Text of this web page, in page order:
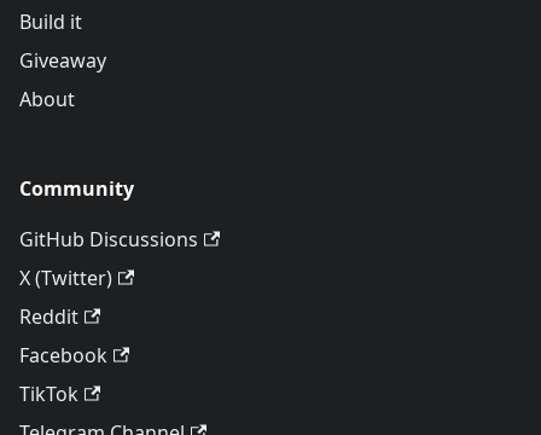
Build it
Giveaway
About
Community
GitHub Discussions
X (Twitter)
Reddit
Facebook
TikTok